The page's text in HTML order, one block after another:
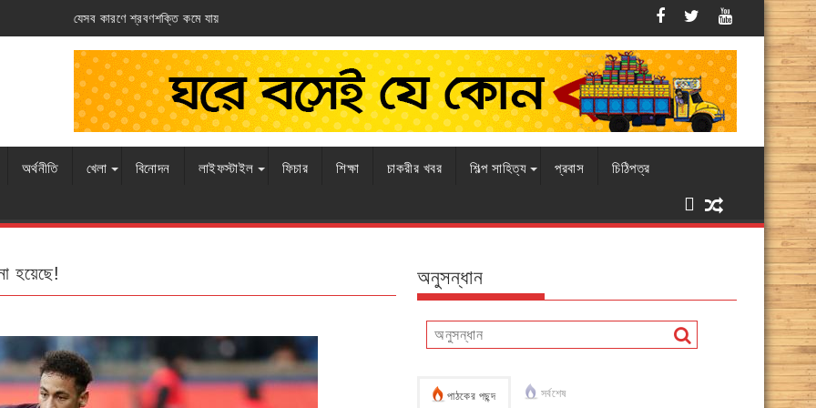
এবারও চামড়ার বাজারে ধস, বিপাকে ব্যবসায়ীরা
অর্থনীতি খেলা বিনোদন লাইফস্টাইল ফিচার শিক্ষা চাকরীর খবর শিল্প সাহিত্য প্রবাস চিঠিপত্র
হয়েছে! অনুসন্ধান
পাঠকের পছন্দ সর্বশেষ